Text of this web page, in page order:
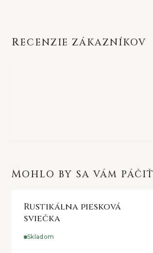
RECENZIE ZÁKAZNÍKOV
MOHLO BY SA VÁM PÁČIŤ
Rustikálna piesková
sviečka
Skladom